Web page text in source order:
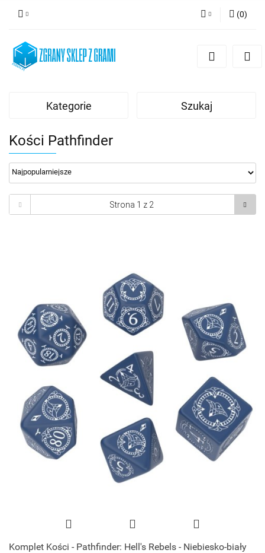
Zarejestruj się
(0)
Kategorie Szukaj
Kości Pathfinder
Komplet Kości - Pathfinder: Hell's Rebels - Niebiesko-biały